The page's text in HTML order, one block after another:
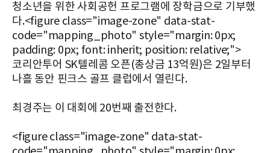
청소년을 위한 사회공헌 프로그램에 장학금으로 기부했
다.<figure class="image-zone" data-stat-
code="mapping_photo" style="margin: 0px;
padding: 0px; font: inherit; position: relative;">
코리안투어 SK텔레콤 오픈(총상금 13억원)은 2일부터
나흘 동안 핀크스 골프 클럽에서 열린다.
최경주는 이 대회에 20번째 출전한다.
<figure class="image-zone" data-stat-